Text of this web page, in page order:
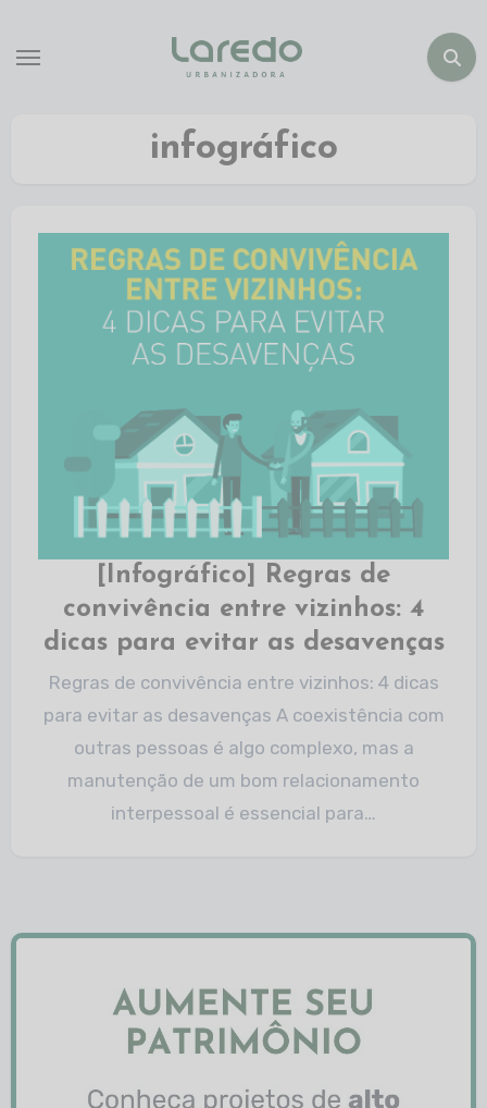
infográfico
[Infográfico] Regras de
convivência entre vizinhos: 4
dicas para evitar as desavenças
Regras de convivência entre vizinhos: 4 dicas
para evitar as desavenças A coexistência com
outras pessoas é algo complexo, mas a
manutenção de um bom relacionamento
interpessoal é essencial para…